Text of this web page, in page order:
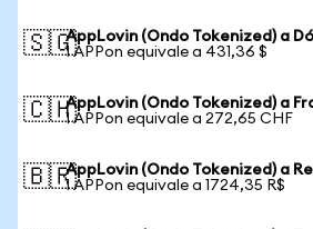
🇸🇬AppLovin (Ondo Tokenized) a
1 APPon equivale a 431,36 $
🇨🇭AppLovin (Ondo Tokenized) a
1 APPon equivale a 272,65 CHF
🇧🇷AppLovin (Ondo Tokenized) a
1 APPon equivale a 1724,35 R$